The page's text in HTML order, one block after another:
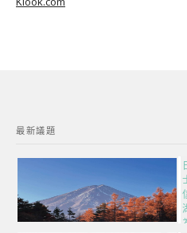
最新議題